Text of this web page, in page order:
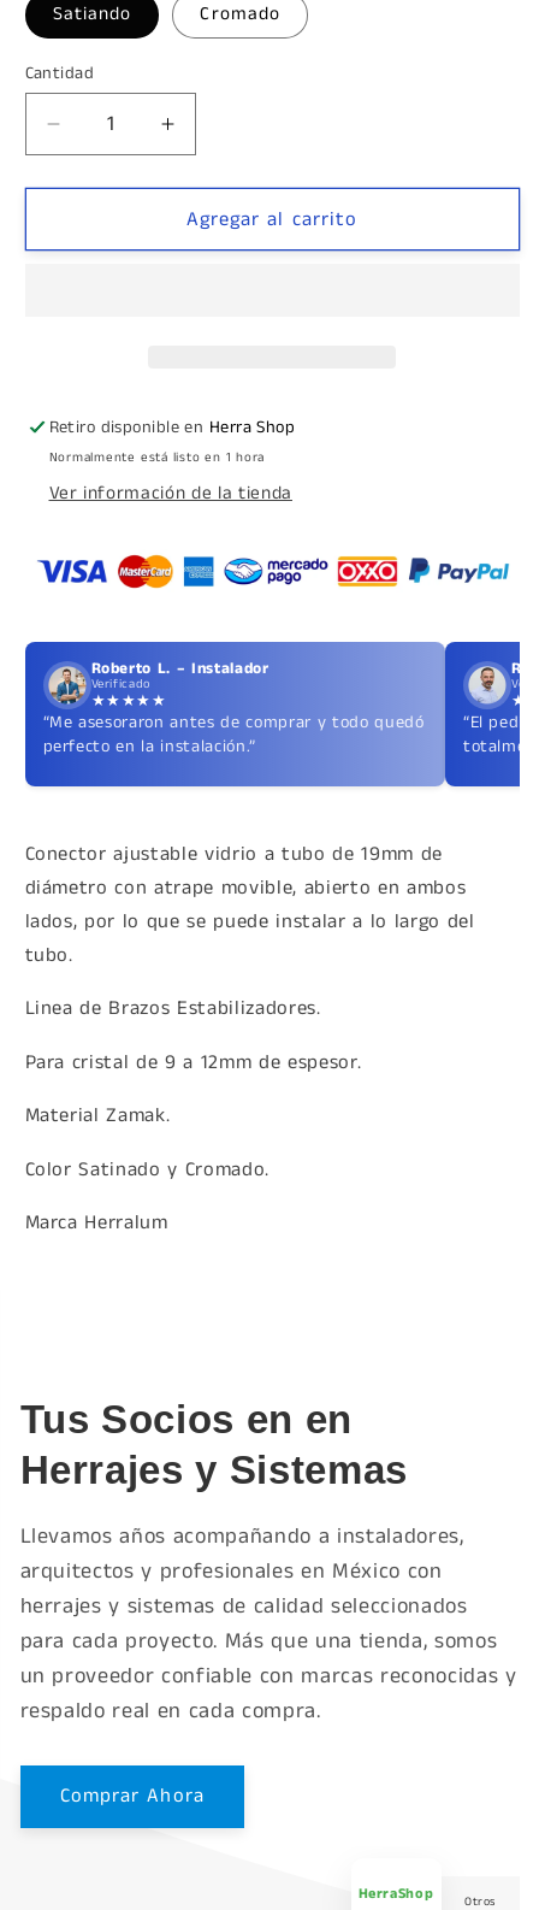
Satiando Cromado
Cantidad
Cantidad
Reducir
cantidad
para
Ajustable
Aumentar
cantidad
para
Conector
Ajustable
Agregar al carrito
Retiro disponible en Herra Shop
Normalmente está listo en 1 hora
Ver información de la tienda
Roberto L. – Instalador
Verificado
★★★★★
“Me asesoraron antes de comprar y todo quedó
perfecto en la instalación.”
“El
Conector ajustable vidrio a tubo de 19mm de
diámetro con atrape movible, abierto en ambos
lados, por lo que se puede instalar a lo largo del
tubo.
Linea de Brazos Estabilizadores.
Para cristal de 9 a 12mm de espesor.
Material Zamak.
Color Satinado y Cromado.
Marca Herralum
Tus Socios en en
Herrajes y Sistemas
Llevamos años acompañando a instaladores,
arquitectos y profesionales en México con
herrajes y sistemas de calidad seleccionados
para cada proyecto. Más que una tienda, somos
un proveedor confiable con marcas reconocidas y
respaldo real en cada compra.
Comprar Ahora
HerraShop Otros